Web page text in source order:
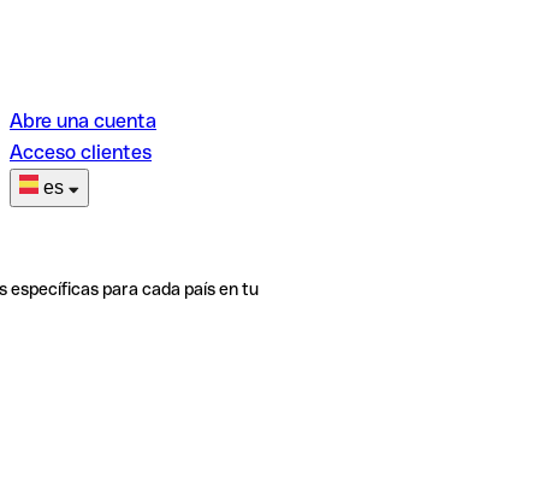
Abre una cuenta
Acceso clientes
es
específicas para cada país en tu